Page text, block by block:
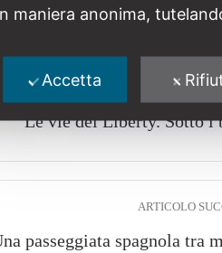
ARTICOLO
Le vie del Liberty. Sotto i
ARTICOLO
passeggiata spagnola tra
maniera anonima,
Accetta